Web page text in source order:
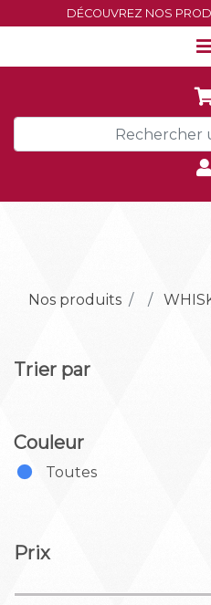
DÉCOUVREZ NOS
Nos produits
Trier par
Couleur
Toutes
Prix